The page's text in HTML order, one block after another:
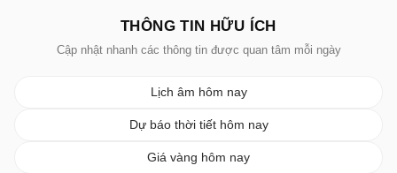
THÔNG TIN HỮU ÍCH
Cập nhật nhanh các thông tin được quan tâm mỗi ngày
Lịch âm hôm nay
Dự báo thời tiết hôm nay
Giá vàng hôm nay